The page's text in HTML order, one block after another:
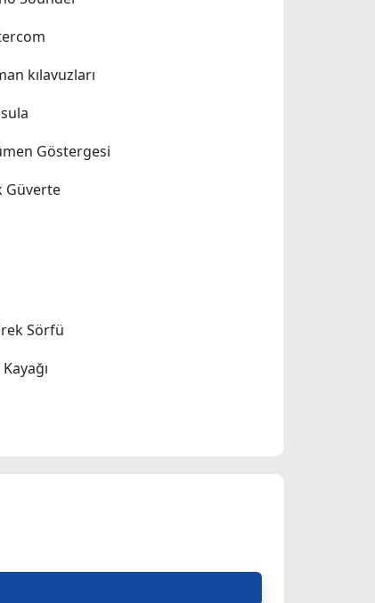
kılavuzları
Göstergesi
Güverte
Sörfü